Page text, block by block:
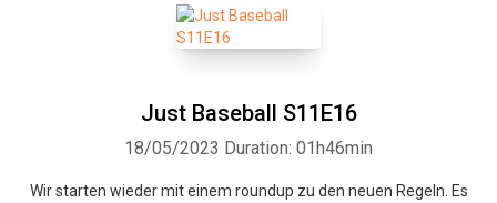
Just Baseball S11E16
18/05/2023 Duration: 01h46min
Wir starten wieder mit einem roundup zu den neuen Regeln. Es